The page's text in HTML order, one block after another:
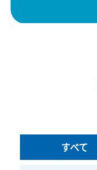
すべて